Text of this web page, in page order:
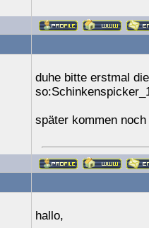
duhe bitte erstmal
später kommen noch
hallo,